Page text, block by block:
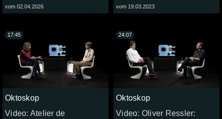
vom 02.04.2026 vom 19.03.2023
Oktoskop
Video: Atelier de
17:45
Oktoskop
Video: Oliver Ressler:
24:07